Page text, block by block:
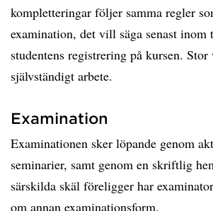
kompletteringar följer samma regler
examination, det vill säga senast inom
studentens registrering på kursen.
självständigt arbete.
Examination
Examinationen sker löpande genom
seminarier, samt genom en skriftlig
särskilda skäl föreligger har
om annan examinationsform.